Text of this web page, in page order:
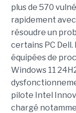
plus de 570
rapidement
résoudre un
certains PC
équipées de
Windows 11
pilote Intel
chargé